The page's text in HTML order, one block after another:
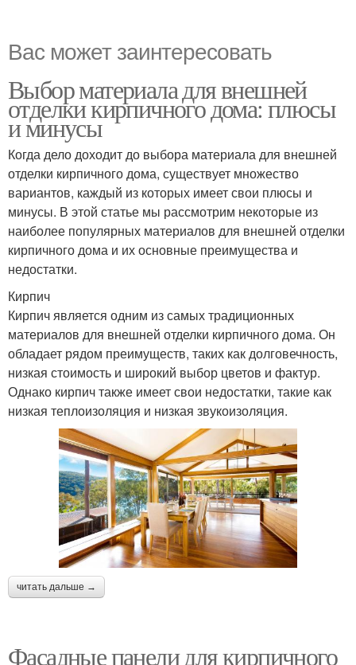
Вас может заинтересовать
Выбор материала для внешней
отделки кирпичного дома: плюсы
и минусы
Когда дело доходит до выбора материала для внешней
отделки кирпичного дома, существует множество
вариантов, каждый из которых имеет свои плюсы и
минусы. В этой статье мы рассмотрим некоторые из
наиболее популярных материалов для внешней отделки
кирпичного дома и их основные преимущества и
недостатки.
Кирпич
Кирпич является одним из самых традиционных
материалов для внешней отделки кирпичного дома. Он
обладает рядом преимуществ, таких как долговечность,
низкая стоимость и широкий выбор цветов и фактур.
Однако кирпич также имеет свои недостатки, такие как
низкая теплоизоляция и низкая звукоизоляция.
читать дальше →
Фасадные панели для кирпичного